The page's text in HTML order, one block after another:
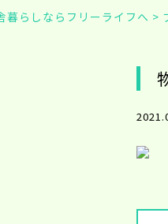
らしならフリーライフへ >